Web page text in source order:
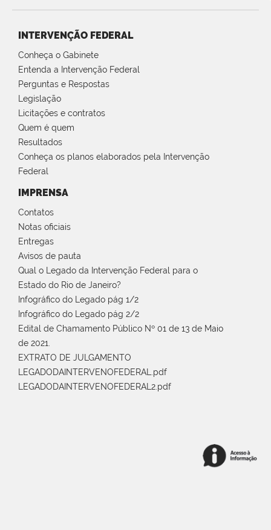
INTERVENÇÃO FEDERAL
Conheça o Gabinete
Entenda a Intervenção Federal
Perguntas e Respostas
Legislação
Licitações e contratos
Quem é quem
Resultados
Conheça os planos elaborados pela Intervenção
Federal
IMPRENSA
Contatos
Notas oficiais
Entregas
Avisos de pauta
Qual o Legado da Intervenção Federal para o
Estado do Rio de Janeiro?
Infográfico do Legado pág 1/2
Infográfico do Legado pág 2/2
Edital de Chamamento Público Nº 01 de 13 de Maio
de 2021.
EXTRATO DE JULGAMENTO
LEGADODAINTERVENOFEDERAL.pdf
LEGADODAINTERVENOFEDERAL2.pdf